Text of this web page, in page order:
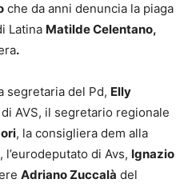
che da anni denuncia la piaga
Latina Matilde Celentano,
.
segretaria del Pd, Elly
di AVS, il segretario regionale
, la consigliera dem alla
, l’eurodeputato di Avs, Ignazio
Adriano Zuccalà del